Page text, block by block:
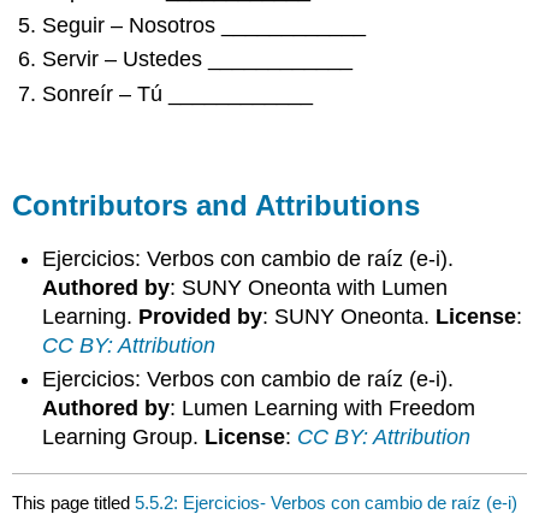
Seguir – Nosotros ____________
Servir – Ustedes ____________
Sonreír – Tú ____________
Contributors and Attributions
Ejercicios: Verbos con cambio de raíz (e-i).
Authored by: SUNY Oneonta with Lumen
Learning. Provided by: SUNY Oneonta. License:
CC BY: Attribution
Ejercicios: Verbos con cambio de raíz (e-i).
Authored by: Lumen Learning with Freedom
Learning Group. License: CC BY: Attribution
This page titled5.5.2: Ejercicios- Verbos con cambio de raíz (e-i)